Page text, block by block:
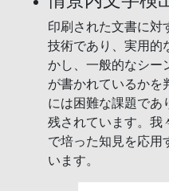
印刷された文書に対
技術であり、実用的
かし、一般的なシー
が書かれているかを
には困難な課題であ
残されています。我
で培った知見を応用
います。